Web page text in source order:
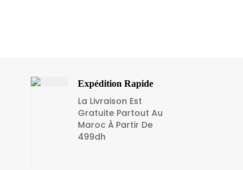
Expédition Rapide
La Livraison Est
Gratuite Partout Au
Maroc À Partir De
499dh